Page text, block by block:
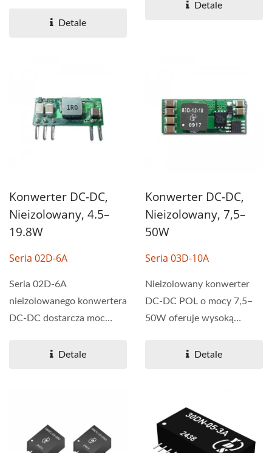
Detale
Detale
Konwerter DC-DC,
Nieizolowany, 4.5–
19.8W
Seria 02D-6A
Seria 02D-6A
nieizolowanego konwertera
DC-DC dostarcza moc
Detale
Konwerter DC-DC,
Nieizolowany, 7,5–
50W
Seria 03D-10A
Nieizolowany konwerter
DC-DC POL o mocy 7,5–
50W oferuje wysoką
kompaktowej...Detale